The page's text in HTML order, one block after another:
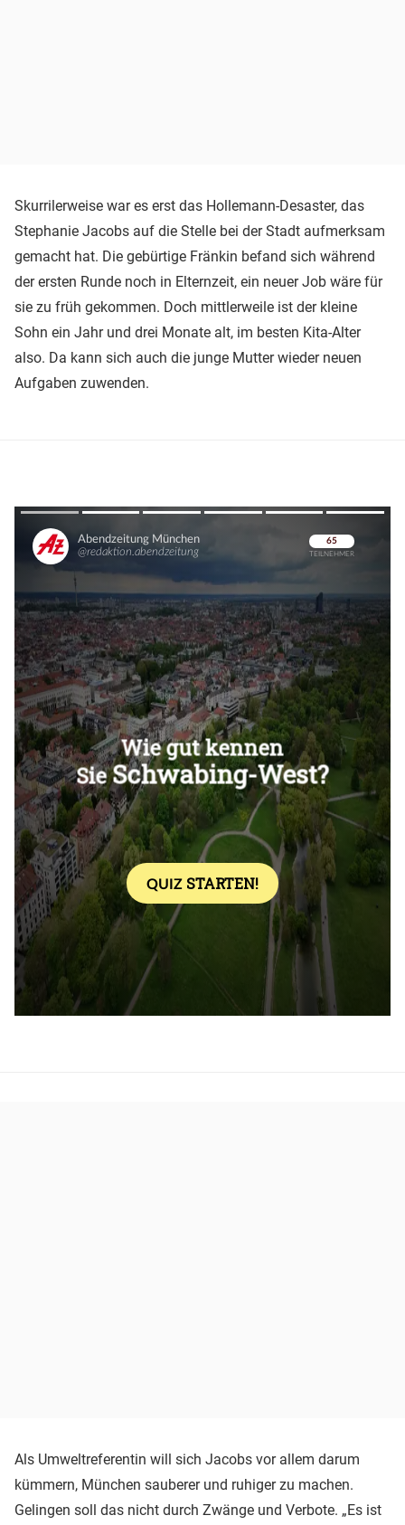
Skurrilerweise war es erst das Hollemann-Desaster, das
Stephanie Jacobs auf die Stelle bei der Stadt aufmerksam
gemacht hat. Die gebürtige Fränkin befand sich während
der ersten Runde noch in Elternzeit, ein neuer Job wäre für
sie zu früh gekommen. Doch mittlerweile ist der kleine
Sohn ein Jahr und drei Monate alt, im besten Kita-Alter
also. Da kann sich auch die junge Mutter wieder neuen
Aufgaben zuwenden.
Überspringen
Überspringen
Als Umweltreferentin will sich Jacobs vor allem darum
kümmern, München sauberer und ruhiger zu machen.
Gelingen soll das nicht durch Zwänge und Verbote. „Es ist